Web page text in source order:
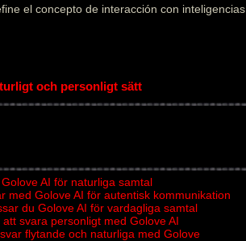
el concepto de interacción con inteligencias
och personligt sätt
AI för naturliga samtal
med Golove AI för autentisk kommunikation
du Golove AI för vardagliga samtal
svara personligt med Golove AI
flytande och naturliga med Golove